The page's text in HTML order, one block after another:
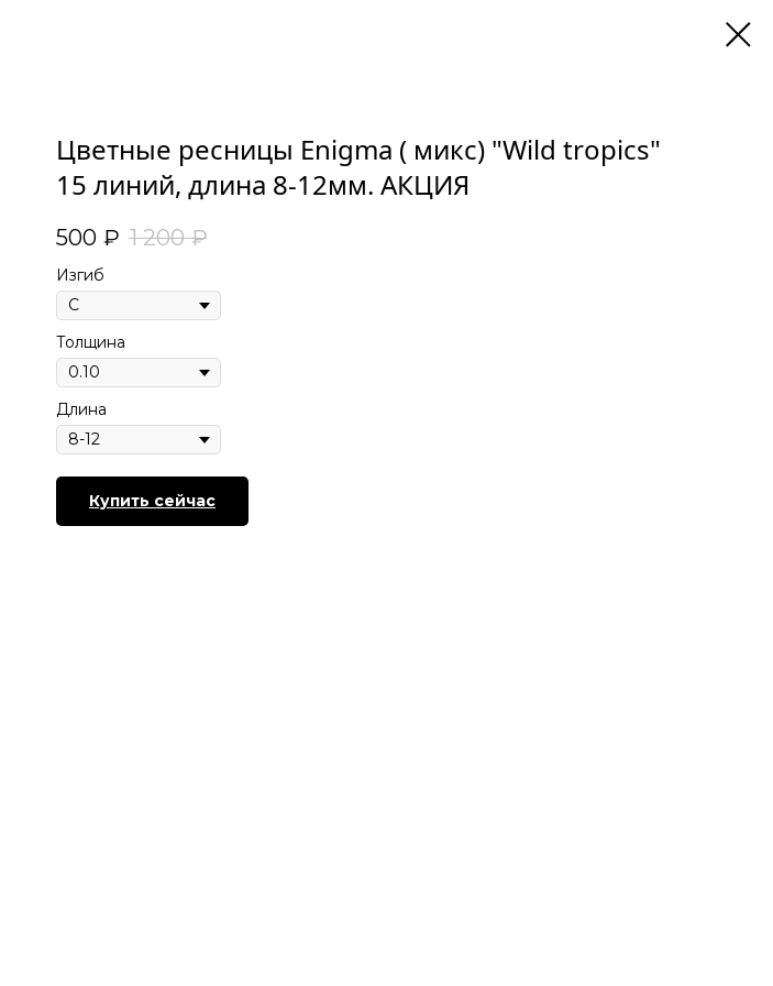
Цветные ресницы Enigma ( микс) "Wild tropics"
15 линий, длина 8-12мм. АКЦИЯ
500 ₽ 1 200 ₽
Изгиб
Толщина
Длина
Купить сейчас